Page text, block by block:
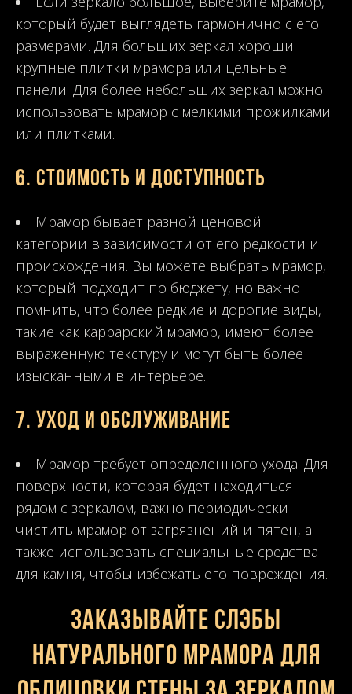
который будет выглядеть гармонично с его
размерами. Для больших зеркал хороши
крупные плитки мрамора или цельные
панели. Для более небольших зеркал можно
использовать мрамор с мелкими прожилками
или плитками.
6. Стоимость и доступность
Мрамор бывает разной ценовой
категории в зависимости от его редкости и
происхождения. Вы можете выбрать мрамор,
который подходит по бюджету, но важно
помнить, что более редкие и дорогие виды,
такие как каррарский мрамор, имеют более
выраженную текстуру и могут быть более
изысканными в интерьере.
7. Уход и обслуживание
Мрамор требует определенного ухода. Для
поверхности, которая будет находиться
рядом с зеркалом, важно периодически
чистить мрамор от загрязнений и пятен, а
также использовать специальные средства
для камня, чтобы избежать его повреждения.
Заказывайте слэбы
натурального мрамора для